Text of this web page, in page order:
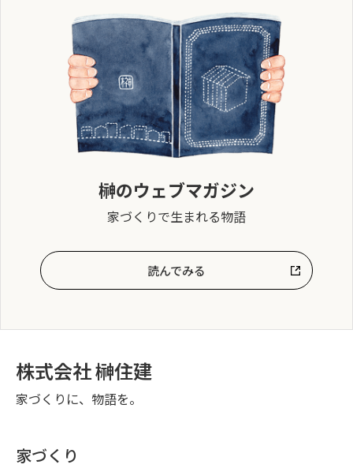
榊のウェブマガジン
家づくりで生まれる物語
読んでみる
株式会社 榊住建
家づくりに、物語を。
家づくり